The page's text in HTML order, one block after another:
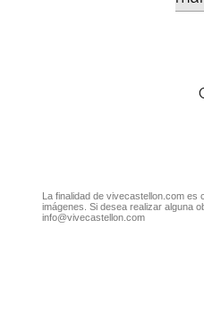
La finalidad de vivecastellon.com
imágenes. Si desea realizar alguna
info@vivecastellon.com